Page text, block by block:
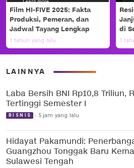
Film HI-FIVE 2025: Fakta
Produksi, Pemeran, dan
Jadwal Tayang Lengkap
1 tahun yang lalu
di
1
LAINNYA
Laba Bersih BNI Rp10,8 Triliun,
Tertinggi Semester I
BISNIS 5 jam yang lalu
Hidayat Pakamundi:
Guangzhou Tonggak Baru
Sulawesi Tengah